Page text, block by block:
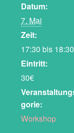
Datum:
7. Mai
Zeit:
17:30 bis 18:30
Eintritt:
30€
gorie:
Workshop